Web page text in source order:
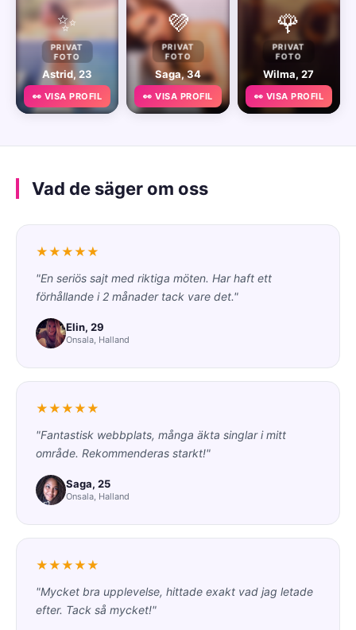
✨
PRIVAT
FOTO
Astrid, 23
👀 VISA PROFIL
💜
PRIVAT
FOTO
Saga, 34
👀 VISA PROFIL
🌹
PRIVAT
FOTO
Wilma, 27
👀 VISA PROFIL
Vad de säger om oss
★★★★★
"En seriös sajt med riktiga möten. Har haft ett
förhållande i 2 månader tack vare det."
Elin, 29
Onsala, Halland
★★★★★
"Fantastisk webbplats, många äkta singlar i mitt
område. Rekommenderas starkt!"
Saga, 25
Onsala, Halland
★★★★★
"Mycket bra upplevelse, hittade exakt vad jag letade
efter. Tack så mycket!"